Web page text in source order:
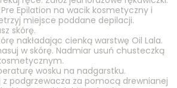
Pre Epilation na wacik kosmetyczny i
miejsce poddane depilacji.
skórę.
nakładając cienką warstwę Oil Lala.
w skórę. Nadmiar usuń chusteczką
wosku na nadgarstku.
z podgrzewacza za pomocą drewnianej